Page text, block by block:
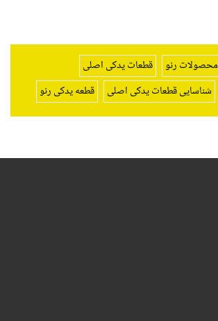
محصولات رنو
قطعات یدکی اصلی
شناسایی قطعات یدکی اصلی قطعه یدکی رنو